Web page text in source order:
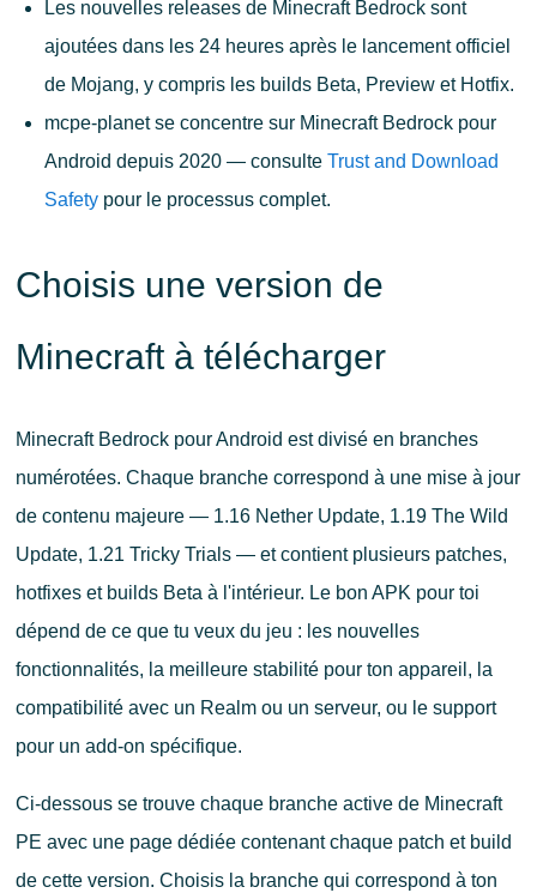
Les nouvelles releases de Minecraft Bedrock sont
ajoutées dans les 24 heures après le lancement officiel
de Mojang, y compris les builds Beta, Preview et Hotfix.
mcpe-planet se concentre sur Minecraft Bedrock pour
Android depuis 2020 — consulte Trust and Download
Safetypour le processus complet.
Choisis une version de
Minecraft à télécharger
Minecraft Bedrock pour Android est divisé en branches
numérotées. Chaque branche correspond à une mise à jour
de contenu majeure — 1.16 Nether Update, 1.19 The Wild
Update, 1.21 Tricky Trials — et contient plusieurs patches,
hotfixes et builds Beta à l'intérieur. Le bon APK pour toi
dépend de ce que tu veux du jeu : les nouvelles
fonctionnalités, la meilleure stabilité pour ton appareil, la
compatibilité avec un Realm ou un serveur, ou le support
pour un add-on spécifique.
Ci-dessous se trouve chaque branche active de Minecraft
PE avec une page dédiée contenant chaque patch et build
de cette version. Choisis la branche qui correspond à ton